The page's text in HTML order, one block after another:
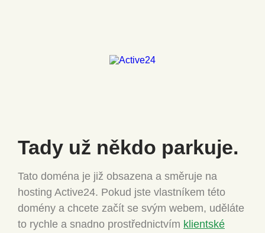
Tady už někdo parkuje.
Tato doména je již obsazena a směruje na
hosting Active24. Pokud jste vlastníkem této
domény a chcete začít se svým webem, uděláte
to rychle a snadno prostřednictvím klientské